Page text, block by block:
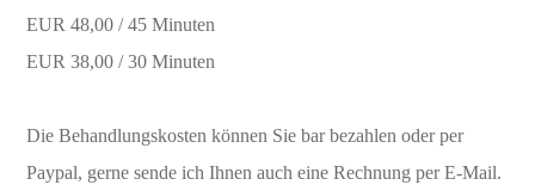
EUR 48,00 / 45 Minuten
EUR 38,00 / 30 Minuten
Die Behandlungskosten können Sie bar bezahlen oder per
Paypal, gerne sende ich Ihnen auch eine Rechnung per E-Mail.